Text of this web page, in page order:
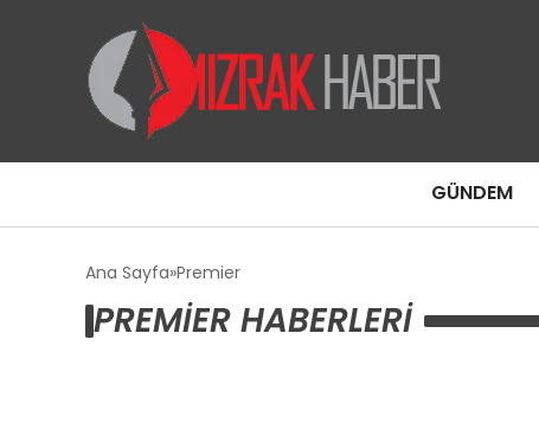
GÜNDEM
Ana Sayfa Premier
PREMIER HABERLERI